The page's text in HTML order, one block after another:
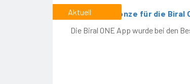
Zweifach Bronze für die Biral
Die Biral ONE App wurde bei den
Aktuell